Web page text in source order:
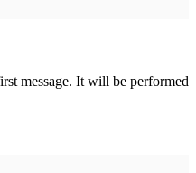
message. It will be performed